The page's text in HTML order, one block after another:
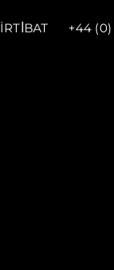
İRTİBAT +44 (0)